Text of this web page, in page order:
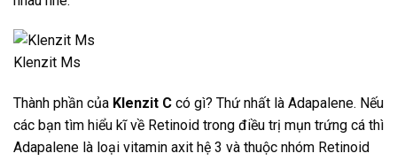
Klenzit Ms
Thành phần của Klenzit C có gì? Thứ nhất là Adapalene. Nếu
các bạn tìm hiểu kĩ về Retinoid trong điều trị mụn trứng cá thì
Adapalene là loại vitamin axit hệ 3 và thuộc nhóm Retinoid